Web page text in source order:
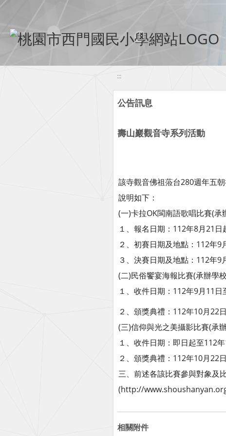
移至網頁之主要內容區位置
:::
公告訊息
壽山巖觀音寺系列活動
該寺觀音佛祖蒞台280週年五
說明如下：
(一)卡拉OK閩南語歌唱比賽(承
１、報名日期：112年8月21日
２、初賽日期及地點：112年9
３、決賽日期及地點：112年
(二)民俗饗宴海報比賽(承辦學
１、收件日期：112年9月11日
２、頒獎典禮：112年10月22
(三)信仰與光之美攝影比賽(承
１、收件日期：即日起至112
２、頒獎典禮：112年10月22
三、前述各該比賽參與對象及
(http://
相關附件